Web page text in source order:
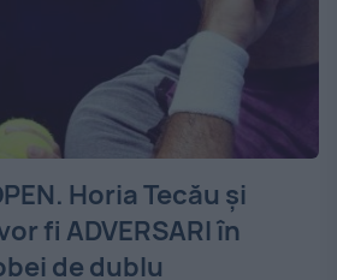
Horia Tecău și
fi ADVERSARI în
de dublu